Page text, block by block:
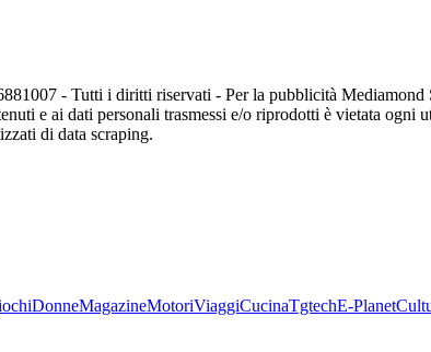
- Tutti i diritti riservati - Per la pubblicità
e ai dati personali trasmessi e/o riprodotti è vietata ogni
di data scraping.
DonneMagazineMotoriViaggiCucinaTgtechE-Planet